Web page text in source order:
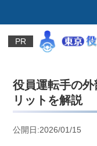
PR
役員運転手の
リットを解説
公開日:2026/01/15